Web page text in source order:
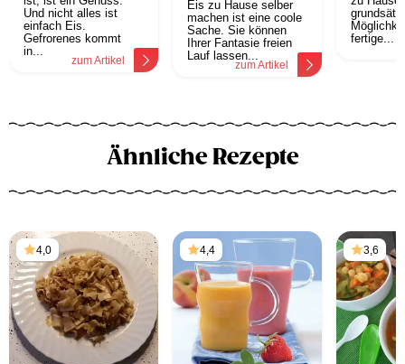
Und nicht alles ist
einfach Eis.
Gefrorenes kommt
in...
zum Artikel
Eis zu Hause selber
machen ist eine coole
Sache. Sie können
Ihrer Fantasie freien
Lauf lassen...
zum Artikel
fertige...
Ähnliche Rezepte
4,0 4,4 3,6